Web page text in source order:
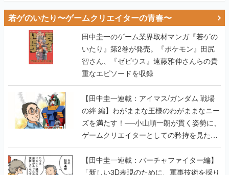
若ゲのいたり〜ゲームクリエイターの青春〜
田中圭一のゲーム業界取材マンガ『若ゲの
いたり』第2巻が発売。『ポケモン』田尻
智さん、『ゼビウス』遠藤雅伸さんらの貴
重なエピソードを収録
【田中圭一連載：アイマス/ガンダム 戦場
の絆 編】わがままな王様のわがままなニー
ズを満たす！──小山順一朗が貫く姿勢に、
ゲームクリエイターとしての矜持を見た
【若ゲのいたり最終回】
【田中圭一連載：バーチャファイター編】
「新しい3D表現のために、軍事技術を採り